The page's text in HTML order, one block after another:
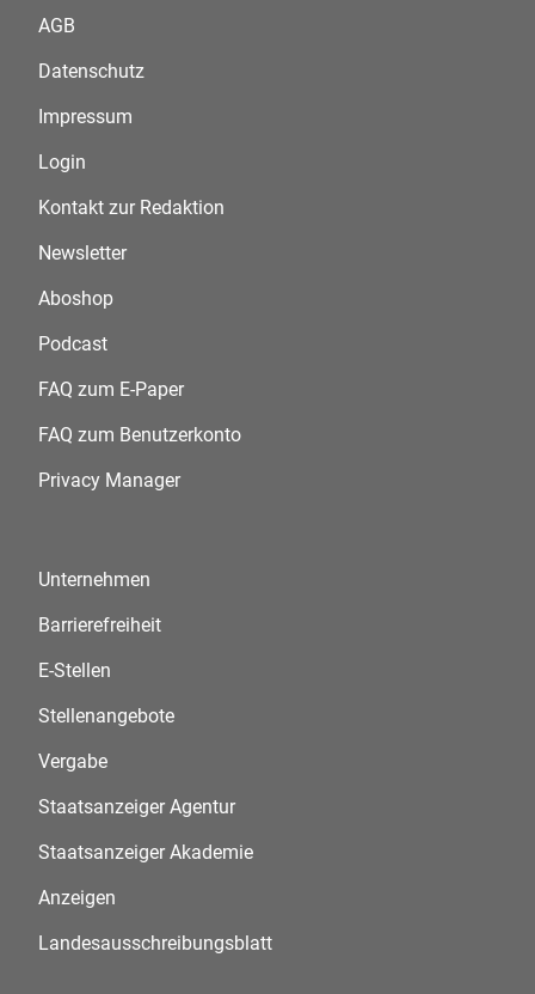
AGB
Datenschutz
Impressum
Login
Kontakt zur Redaktion
Newsletter
Aboshop
Podcast
FAQ zum E-Paper
FAQ zum Benutzerkonto
Privacy Manager
Unternehmen
Barrierefreiheit
E-Stellen
Stellenangebote
Vergabe
Staatsanzeiger Agentur
Staatsanzeiger Akademie
Anzeigen
Landesausschreibungsblatt